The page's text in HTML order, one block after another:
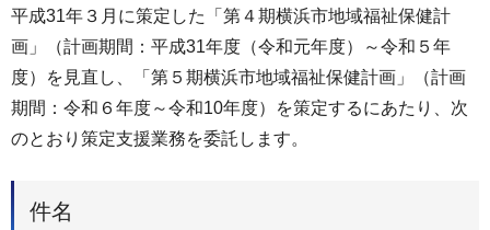
平成31年３月に策定した「第４期横浜市地域福祉保健計
画」（計画期間：平成31年度（令和元年度）～令和５年
度）を見直し、「第５期横浜市地域福祉保健計画」（計画
期間：令和６年度～令和10年度）を策定するにあたり、次
のとおり策定支援業務を委託します。
件名